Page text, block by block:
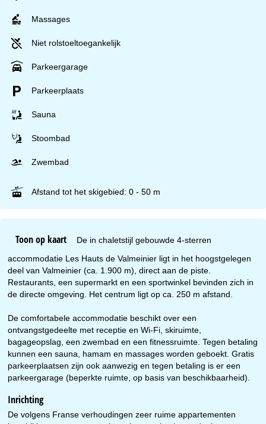
Massages
Niet rolstoeltoegankelijk
Parkeergarage
Parkeerplaats
Sauna
Stoombad
Zwembad
Afstand tot het skigebied: 0 - 50 m
Toon op kaart
De in chaletstijl gebouwde 4-sterren
accommodatie Les Hauts de Valmeinier ligt in het hoogstgelegen
deel van Valmeinier (ca. 1.900 m), direct aan de piste.
Restaurants, een supermarkt en een sportwinkel bevinden zich in
de directe omgeving. Het centrum ligt op ca. 250 m afstand.
De comfortabele accommodatie beschikt over een
ontvangstgedeelte met receptie en Wi-Fi, skiruimte,
bagageopslag, een zwembad en een fitnessruimte. Tegen betaling
kunnen een sauna, hamam en massages worden geboekt. Gratis
parkeerplaatsen zijn ook aanwezig en tegen betaling is er een
parkeergarage (beperkte ruimte, op basis van beschikbaarheid).
Inrichting
De volgens Franse verhoudingen zeer ruime appartementen